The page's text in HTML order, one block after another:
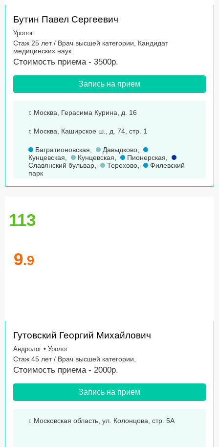
Бутин Павел Сергеевич
Уролог
Стаж 25 лет / Врач высшей категории, Кандидат
медицинских наук
Стоимость приема - 3500р.
Запись на прием
г. Москва, Герасима Курина, д. 16
г. Москва, Каширское ш., д. 74, стр. 1
Багратионовская Давыдково
Кунцевская
Кунцевская Пионерская
Славянский бульвар
Терехово
Филевский
парк
113
9.9
Гутовский Георгий Михайлович
Андролог • Уролог
Стаж 45 лет / Врач высшей категории,
Стоимость приема - 2000р.
Запись на прием
г. Московская область, ул. Колонцова, стр. 5А